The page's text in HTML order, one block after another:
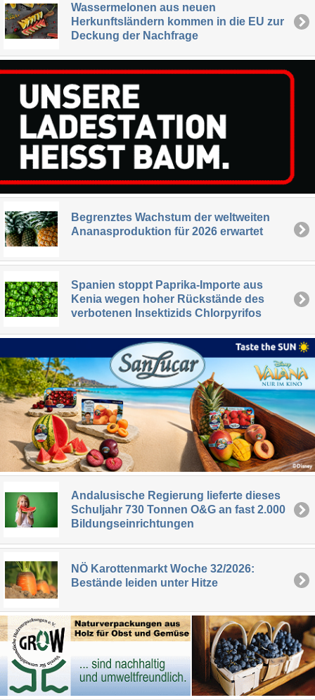
Wassermelonen aus neuen
Herkunftsländern kommen in die EU zur
Deckung der Nachfrage
Begrenztes Wachstum der weltweiten
Ananasproduktion für 2026 erwartet
Spanien stoppt Paprika-Importe aus
Kenia wegen hoher Rückstände des
verbotenen Insektizids Chlorpyrifos
Andalusische Regierung lieferte dieses
Schuljahr 730 Tonnen O&G an fast 2.000
Bildungseinrichtungen
NÖ Karottenmarkt Woche 32/2026:
Bestände leiden unter Hitze